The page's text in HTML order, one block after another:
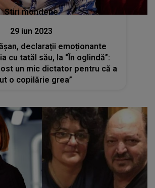
Stiri mondene
29 iun 2023
declarații emoționante
cu tatăl său, la “În oglindă”:
un mic dictator pentru că a
o copilărie grea”